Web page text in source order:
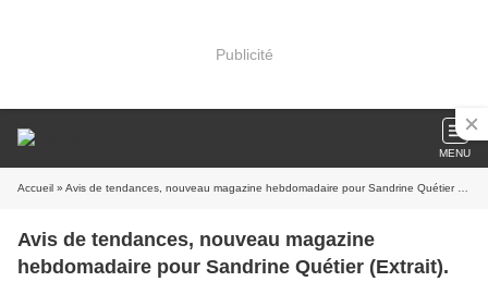
Publicité
MENU
Accueil » Avis de tendances, nouveau magazine hebdomadaire pour Sandrine Quétier (Extrait).
Avis de tendances, nouveau magazine
hebdomadaire pour Sandrine Quétier (Extrait).